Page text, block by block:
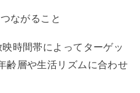
ながること
時間帯によってターゲッ
齢層や生活リズムに合わせ